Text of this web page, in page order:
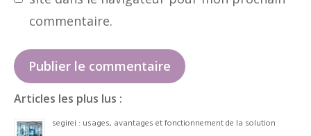
commentaire.
Articles les plus lus :
segirei : usages, avantages et fonctionnement de la solution